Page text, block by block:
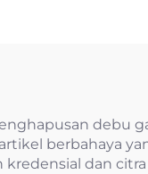
debu
berbahaya
dan